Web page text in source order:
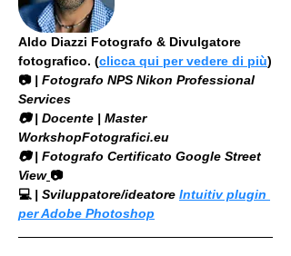
Aldo Diazzi Fotografo & Divulgatore
fotografico. (clicca qui per vedere di più)
📷 | Fotografo NPS Nikon Professional
Services
​📷 | Docente | Master
WorkshopFotografici.eu
📷 | Fotografo Certificato Google Street
View 📷
💻 | Sviluppatore/ideatore Intuitiv plugin
per Adobe Photoshop